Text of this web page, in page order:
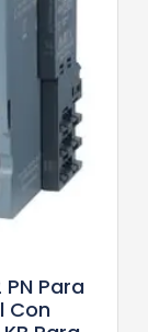
PN Para
Con